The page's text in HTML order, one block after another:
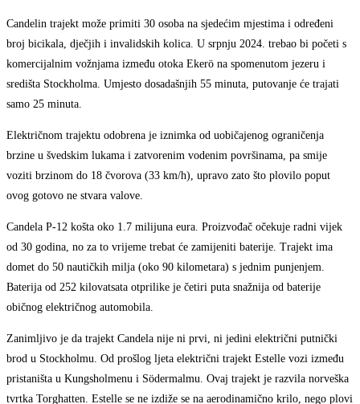
Candelin trajekt može primiti 30 osoba na sjedećim mjestima i određeni
broj bicikala, dječjih i invalidskih kolica. U srpnju 2024. trebao bi početi s
komercijalnim vožnjama između otoka Ekerö na spomenutom jezeru i
središta Stockholma. Umjesto dosadašnjih 55 minuta, putovanje će trajati
samo 25 minuta.
Električnom trajektu odobrena je iznimka od uobičajenog ograničenja
brzine u švedskim lukama i zatvorenim vodenim površinama, pa smije
voziti brzinom do 18 čvorova (33 km/h), upravo zato što plovilo poput
ovog gotovo ne stvara valove.
Candela P-12 košta oko 1.7 milijuna eura. Proizvođač očekuje radni vijek
od 30 godina, no za to vrijeme trebat će zamijeniti baterije. Trajekt ima
domet do 50 nautičkih milja (oko 90 kilometara) s jednim punjenjem.
Baterija od 252 kilovatsata otprilike je četiri puta snažnija od baterije
običnog električnog automobila.
Zanimljivo je da trajekt Candela nije ni prvi, ni jedini električni putnički
brod u Stockholmu. Od prošlog ljeta električni trajekt Estelle vozi između
pristaništa u Kungsholmenu i Södermalmu. Ovaj trajekt je razvila norveška
tvrtka Torghatten. Estelle se ne izdiže se na aerodinamično krilo, nego plovi